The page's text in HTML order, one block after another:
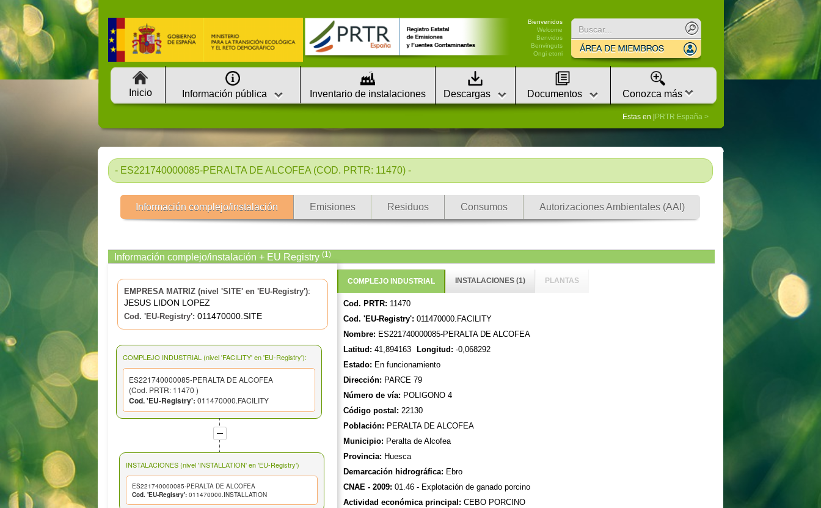
Bienvenidos
Welcome
Benvidos
Benvinguts
Ongi etorri
Inicio Información pública Inventario de instalaciones Descargas Documentos Conozca más
Estas en | PRTR España
- ES221740000085-PERALTA DE ALCOFEA (COD. PRTR: 11470) -
Información complejo/instalación Emisiones Residuos Consumos Autorizaciones Ambientales (AAI)
Información complejo/instalación + EU Registry (1)
EMPRESA MATRIZ (nivel 'SITE' en 'EU-Registry'):
JESUS LIDON LOPEZ
Cod. 'EU-Registry': 011470000.SITE
COMPLEJO INDUSTRIAL (nivel 'FACILITY' en 'EU-Registry'):
ES221740000085-PERALTA DE ALCOFEA
(Cod. PRTR: 11470 )
Cod. 'EU-Registry': 011470000.FACILITY
INSTALACIONES (nivel 'INSTALLATION' en 'EU-Registry')
ES221740000085-PERALTA DE ALCOFEA
Cod. 'EU-Registry':011470000.INSTALLATION
COMPLEJO INDUSTRIAL INSTALACIONES (1) PLANTAS
Cod. PRTR: 11470
Cod. 'EU-Registry': 011470000.FACILITY
Nombre: ES221740000085-PERALTA DE ALCOFEA
Latitud: 41,894163 Longitud: -0,068292
Estado: En funcionamiento
Dirección: PARCE 79
Número de vía: POLIGONO 4
Código postal: 22130
Población: PERALTA DE ALCOFEA
Municipio: Peralta de Alcofea
Provincia: Huesca
Demarcación hidrográfica: Ebro
CNAE - 2009: 01.46 - Explotación de ganado porcino
Actividad económica principal: CEBO PORCINO